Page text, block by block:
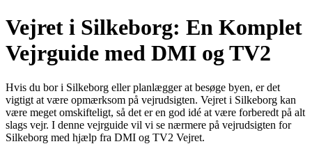
Vejret i Silkeborg: En Komplet
Vejrguide med DMI og TV2
Hvis du bor i Silkeborg eller planlægger at besøge byen, er det
vigtigt at være opmærksom på vejrudsigten. Vejret i Silkeborg kan
være meget omskifteligt, så det er en god idé at være forberedt på alt
slags vejr. I denne vejrguide vil vi se nærmere på vejrudsigten for
Silkeborg med hjælp fra DMI og TV2 Vejret.